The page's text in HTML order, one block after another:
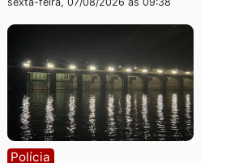
Polícia
Casal é preso pela PRF
de 72 quilos de mercúrio
escondidos em estepe em